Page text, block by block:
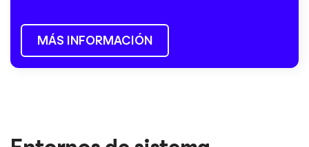
MÁS INFORMACIÓN